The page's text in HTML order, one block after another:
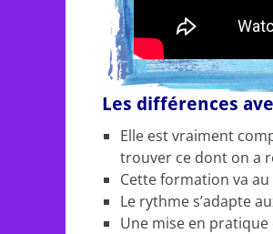
Les différences
Elle est vraiment
trouver ce dont on a
Cette formation va
Le rythme s’adapte
Une mise en